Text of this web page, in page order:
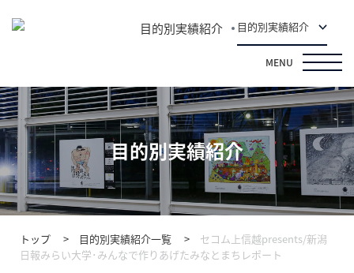
目的別実績紹介 目的別実績紹介
MENU
目的別実績紹介
トップ 目的別実績紹介一覧
セコム上信越presents/新潟
日報みらい大学･みんなで作りあげたみなとまちレポート